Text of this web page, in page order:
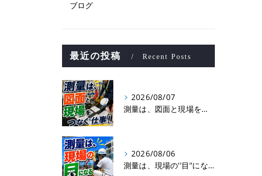
ブログ
最近の投稿 Recent Posts
2026/08/07
測量は、図面と現場をつなぐ仕事！
2026/08/06
測量は、現場の''目''になる仕事！？